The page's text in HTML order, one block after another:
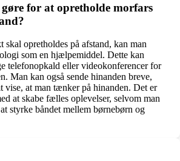
for at opretholde morfars
skal opretholdes på afstand, kan man
som en hjælpemiddel. Dette kan
telefonopkald eller videokonferencer for
Man kan også sende hinanden breve,
vise, at man tænker på hinanden. Det er
at skabe fælles oplevelser, selvom man
styrke båndet mellem børnebørn og